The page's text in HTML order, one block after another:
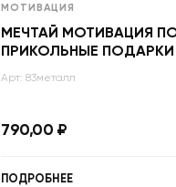
МОТИВАЦИЯ
МЕЧТАЙ МОТИВАЦИЯ
ПРИКОЛЬНЫЕ ПОДАРКИ
Арт: 83металл
790,00 ₽
ПОДРОБНЕЕ